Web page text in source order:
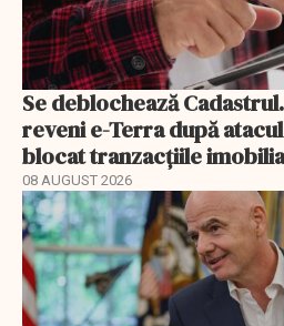
Se deblochează
reveni e-Terra după
blocat tranzacțiile
08 AUGUST 2026